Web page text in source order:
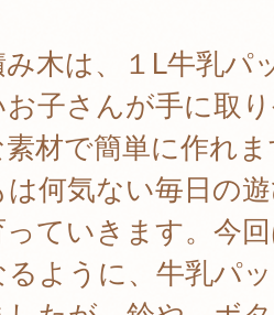
木は、１L牛乳パ
子さんが手に取
材で簡単に作れ
は何気ない毎日の
ていきます。今
ように、牛乳パ